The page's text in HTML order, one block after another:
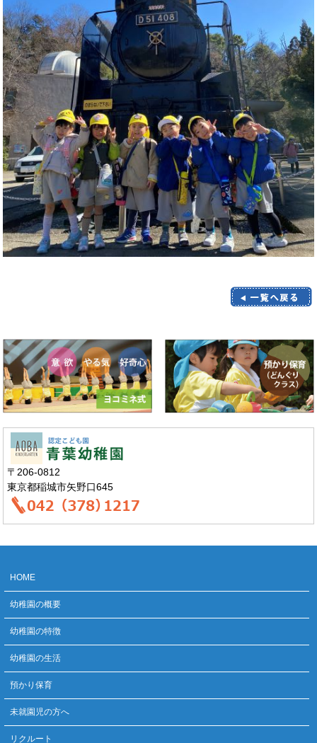
〒206-0812
東京都稲城市矢野口645
HOME
幼稚園の概要
幼稚園の特徴
幼稚園の生活
預かり保育
未就園児の方へ
リクルート